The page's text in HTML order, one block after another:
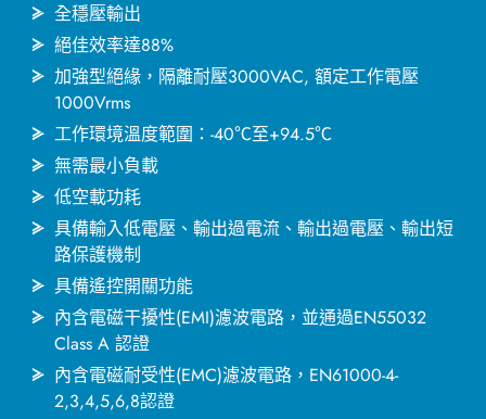
全穩壓輸出
絕佳效率達88%
加強型絕緣，隔離耐壓3000VAC, 額定工作電壓
1000Vrms
工作環境溫度範圍：-40℃至+94.5℃
無需最小負載
低空載功耗
具備輸入低電壓、輸出過電流、輸出過電壓、輸出短
路保護機制
具備遙控開關功能
內含電磁干擾性(EMI)濾波電路，並通過EN55032
Class A 認證
內含電磁耐受性(EMC)濾波電路，EN61000-4-
2,3,4,5,6,8認證
新聞中心
人才招募
聯絡我們
繁體中文
日本语 한국어